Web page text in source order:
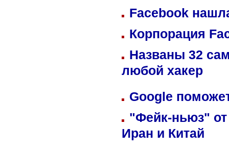
Facebook
Корпорация
Названы 32
любой хакер
Google
"Фейк-ньюз" от
Иран и Китай